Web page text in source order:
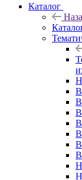
Каталог